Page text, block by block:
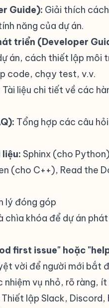
Guide): Giải thích
năng của dự án.
triển (Developer
án, cách thiết lập môi
code, chạy test, v.v.
Tài liệu chi tiết về các
Tổng hợp các câu
Sphinx (cho
(cho C++), Read the
lý đóng góp
chìa khóa để dự án
first issue" hoặc
vời để người mới bắt
nhiệm vụ nhỏ, rõ ràng,
Thiết lập Slack, Discord,